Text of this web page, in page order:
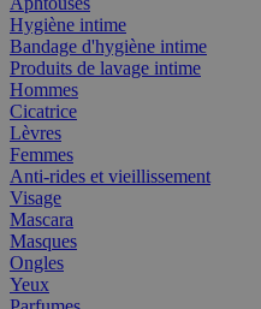
Hygiène intime
Bandage d'hygiène intime
Produits de lavage intime
Hommes
Cicatrice
Lèvres
Femmes
Anti-rides et vieillissement
Visage
Mascara
Masques
Ongles
Yeux